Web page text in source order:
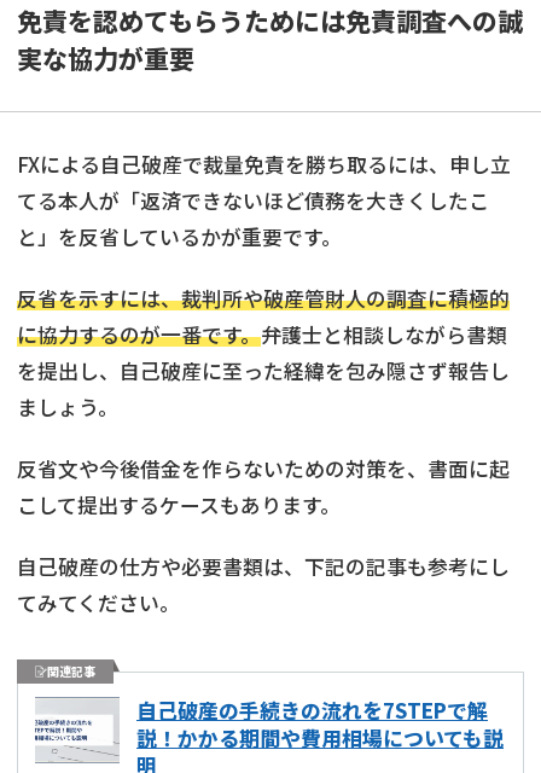
免責を認めてもらうためには免責調査への誠
実な協力が重要
FXによる自己破産で裁量免責を勝ち取るには、申し立
てる本人が「返済できないほど債務を大きくしたこ
と」を反省しているかが重要です。
反省を示すには、裁判所や破産管財人の調査に積極的
に協力するのが一番です。弁護士と相談しながら書類
を提出し、自己破産に至った経緯を包み隠さず報告し
ましょう。
反省文や今後借金を作らないための対策を、書面に起
こして提出するケースもあります。
自己破産の仕方や必要書類は、下記の記事も参考にし
てみてください。
関連記事
自己破産の手続きの流れを7STEPで解
説！かかる期間や費用相場についても説
明